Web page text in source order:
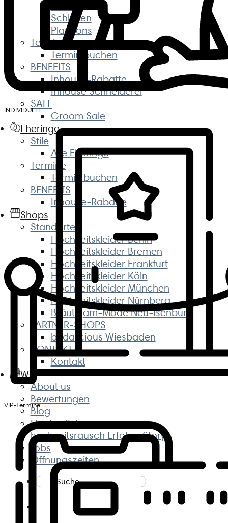
Schleifen
Plastrons
Termine
Termin buchen
BENEFITS
Inhouse-Rabatte
Inhouse Schneiderei
SALE
Groom Sale
Eheringe
Stile
Alle Eheringe
Termine
Termin buchen
BENEFITS
Inhouse-Rabatte
Shops
Standorte
Hochzeitskleider Berlin
Hochzeitskleider Bremen
Hochzeitskleider Frankfurt
Hochzeitskleider Köln
Hochzeitskleider München
Hochzeitskleider Nürnberg
Bräutigam-Mode Neu-Isenburg
PARTNER-SHOPS
bridalicious Wiesbaden
KONTAKT
Kontakt
Wir
About us
Bewertungen
Blog
Hochzeitshaus
hochzeitsrausch Erfolgs-Story
Jobs
Öffnungszeiten
Suche
nach:
INDIVIDUELL
VIP-Termine